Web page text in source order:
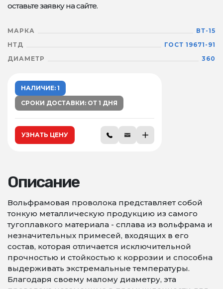
оставьте заявку на сайте.
МАРКА
ВТ-15
НТД
ГОСТ 19671-91
ДИАМЕТР
360
НАЛИЧИЕ: 1
СРОКИ ДОСТАВКИ: ОТ 1 ДНЯ
УЗНАТЬ ЦЕНУ
Описание
Вольфрамовая проволока представляет собой
тонкую металлическую продукцию из самого
тугоплавкого материала - сплава из вольфрама и
незначительных примесей, входящих в его
состав, которая отличается исключительной
прочностью и стойкостью к коррозии и способна
выдерживать экстремальные температуры.
Благодаря своему малому диаметру, эта